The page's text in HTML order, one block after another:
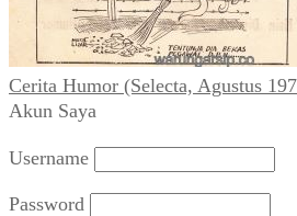
Cerita Humor (Selecta, Agustus
Akun Saya
Username
Password